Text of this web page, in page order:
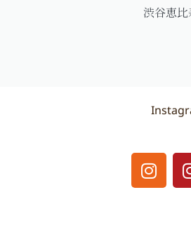
渋谷恵
I
n
s